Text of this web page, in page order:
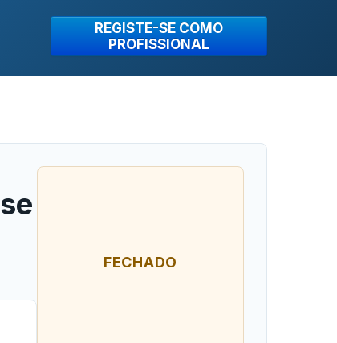
REGISTE-SE COMO
PROFISSIONAL
FECHADO